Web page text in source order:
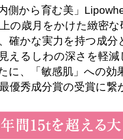
側から育む美」
の歳月をかけた緻密
確かな実力を持つ成
えるしわの深さを軽
に、「敏感肌」への効
優秀成分賞の受賞に繋